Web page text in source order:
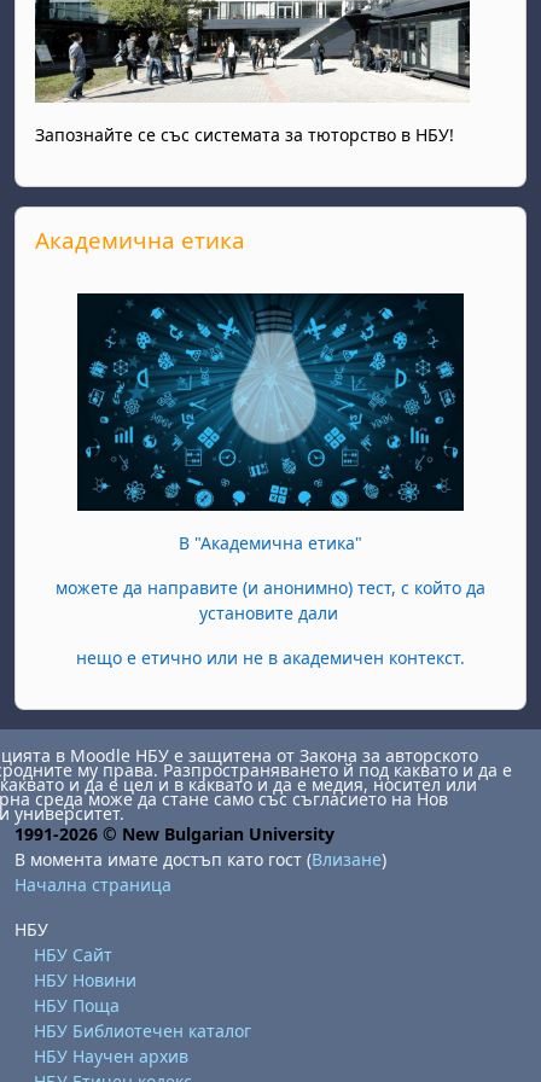
Запознайте се със системата за тюторство в НБУ!
Прескочи Академична етика
Академична етика
В "Академична етика"
можете да направите (и анонимно) тест, с който да
установите дали
нещо е етично или не в академичен контекст.
в Moodle НБУ е защитена от Закона за авторското
му права. Разпространяването й под каквато и да е
и да е цел и в каквато и да е медия, носител или
среда може да стане само със съгласието на Нов
университет.
1991-2026 © New Bulgarian University
В момента имате достъп като гост (Влизане)
Начална страница
НБУ
НБУ Сайт
НБУ Новини
НБУ Поща
НБУ Библиотечен каталог
НБУ Научен архив